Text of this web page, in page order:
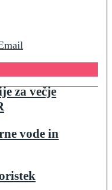
za večje
vode in